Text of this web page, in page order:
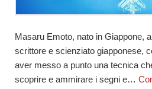
Masaru Emoto, nato in Giappone,
scrittore e scienziato giapponese,
aver messo a punto una tecnica
scoprire e ammirare i segni e…